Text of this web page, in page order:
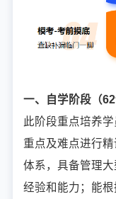
一、自学阶段（62
此阶段重点培养
重点及难点进行
体系，具备管理
经验和能力；能